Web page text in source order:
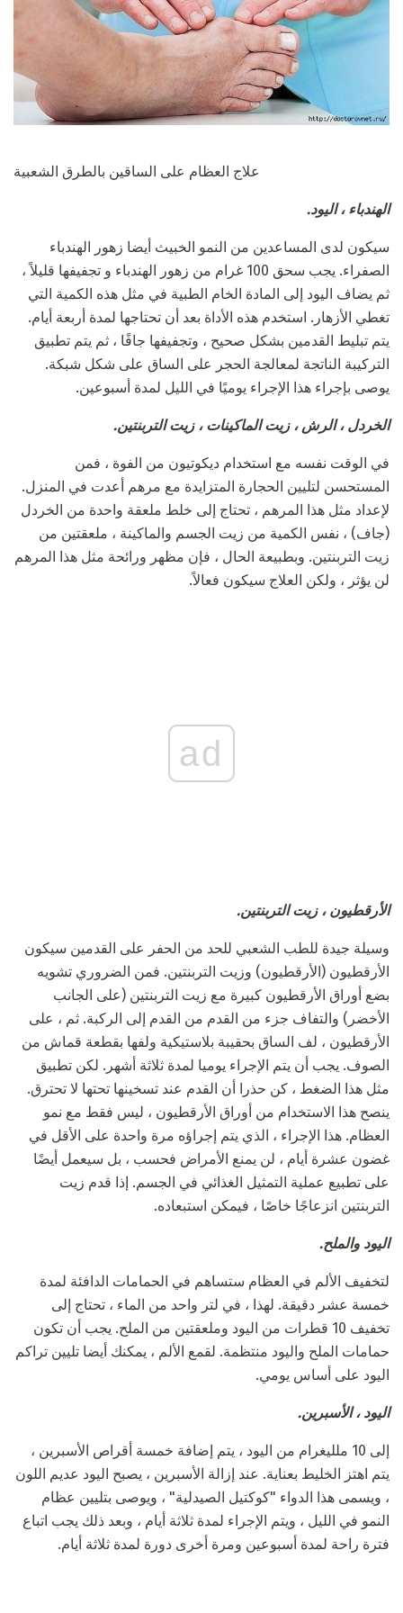
علاج العظام على الساقين بالطرق الشعبية
الهندباء ، اليود.
سيكون لدى المساعدين من النمو الخبيث أيضا زهور الهندباء
الصفراء. يجب سحق 100 غرام من زهور الهندباء و تجفيفها قليلاً ،
ثم يضاف اليود إلى المادة الخام الطبية في مثل هذه الكمية التي
تغطي الأزهار. استخدم هذه الأداة بعد أن تحتاجها لمدة أربعة أيام.
يتم تبليط القدمين بشكل صحيح ، وتجفيفها جافًا ، ثم يتم تطبيق
التركيبة الناتجة لمعالجة الحجر على الساق على شكل شبكة.
يوصى بإجراء هذا الإجراء يوميًا في الليل لمدة أسبوعين.
الخردل ، الرش ، زيت الماكينات ، زيت التربنتين.
في الوقت نفسه مع استخدام ديكوتيون من الفوة ، فمن
المستحسن لتليين الحجارة المتزايدة مع مرهم أعدت في المنزل.
لإعداد مثل هذا المرهم ، تحتاج إلى خلط ملعقة واحدة من الخردل
(جاف) ، نفس الكمية من زيت الجسم والماكينة ، ملعقتين من
زيت التربنتين. وبطبيعة الحال ، فإن مظهر ورائحة مثل هذا المرهم
لن يؤثر ، ولكن العلاج سيكون فعالاً.
ad
الأرقطيون ، زيت التربنتين.
وسيلة جيدة للطب الشعبي للحد من الحفر على القدمين سيكون
الأرقطيون (الأرقطيون) وزيت التربنتين. فمن الضروري تشويه
بضع أوراق الأرقطيون كبيرة مع زيت التربنتين (على الجانب
الأخضر) والتفاف جزء من القدم من القدم إلى الركبة. ثم ، على
الأرقطيون ، لف الساق بحقيبة بلاستيكية ولفها بقطعة قماش من
الصوف. يجب أن يتم الإجراء يوميا لمدة ثلاثة أشهر. لكن تطبيق
مثل هذا الضغط ، كن حذرا أن القدم عند تسخينها تحتها لا تحترق.
ينصح هذا الاستخدام من أوراق الأرقطيون ، ليس فقط مع نمو
العظام. هذا الإجراء ، الذي يتم إجراؤه مرة واحدة على الأقل في
غضون عشرة أيام ، لن يمنع الأمراض فحسب ، بل سيعمل أيضًا
على تطبيع عملية التمثيل الغذائي في الجسم. إذا قدم زيت
التربنتين انزعاجًا خاصًا ، فيمكن استبعاده.
اليود والملح.
لتخفيف الألم في العظام ستساهم في الحمامات الدافئة لمدة
خمسة عشر دقيقة. لهذا ، في لتر واحد من الماء ، تحتاج إلى
تخفيف 10 قطرات من اليود وملعقتين من الملح. يجب أن تكون
حمامات الملح واليود منتظمة. لقمع الألم ، يمكنك أيضا تليين تراكم
اليود على أساس يومي.
اليود ، الأسبرين.
إلى 10 ملليغرام من اليود ، يتم إضافة خمسة أقراص الأسبرين ،
يتم اهتز الخليط بعناية. عند إزالة الأسبرين ، يصبح اليود عديم اللون
، ويسمى هذا الدواء "كوكتيل الصيدلية" ، ويوصى بتليين عظام
النمو في الليل ، ويتم الإجراء لمدة ثلاثة أيام ، وبعد ذلك يجب اتباع
فترة راحة لمدة أسبوعين ومرة ​​أخرى دورة لمدة ثلاثة أيام.